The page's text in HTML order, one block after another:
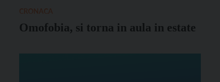
Omofobia, si torna in aula in estate